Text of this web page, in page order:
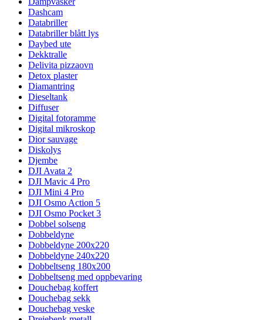
Dashcam
Databriller
Databriller blått lys
Daybed ute
Dekktralle
Delivita pizzaovn
Detox plaster
Diamantring
Dieseltank
Diffuser
Digital fotoramme
Digital mikroskop
Dior sauvage
Diskolys
Djembe
DJI Avata 2
DJI Mavic 4 Pro
DJI Mini 4 Pro
DJI Osmo Action 5
DJI Osmo Pocket 3
Dobbel solseng
Dobbeldyne
Dobbeldyne 200x220
Dobbeldyne 240x220
Dobbeltseng 180x200
Dobbeltseng med oppbevaring
Douchebag koffert
Douchebag sekk
Douchebag veske